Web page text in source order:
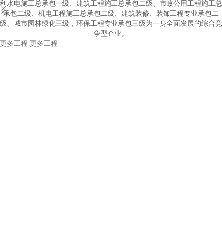
利水电施工总承包一级、建筑工程施工总承包二级、市政公用工程施工总
承包二级、机电工程施工总承包二级、建筑装修、装饰工程专业承包二
级、城市园林绿化三级，环保工程专业承包三级为一身全面发展的综合竞
争型企业。


更多工程 更多工程